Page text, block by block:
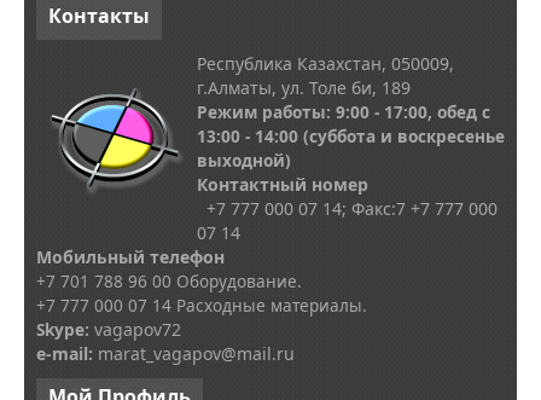
Контакты
Республика Казахстан, 050009,
г.Алматы, ул. Толе би, 189
Режим работы: 9:00 - 17:00, обед с
13:00 - 14:00 (суббота и воскресенье
выходной)
Контактный номер
+7 777 000 07 14; Факс:7 +7 777 000
07 14
Мобильный телефон
+7 701 788 96 00 Оборудование.
+7 777 000 07 14 Расходные материалы.
Skype: vagapov72
e-mail: marat_vagapov@mail.ru